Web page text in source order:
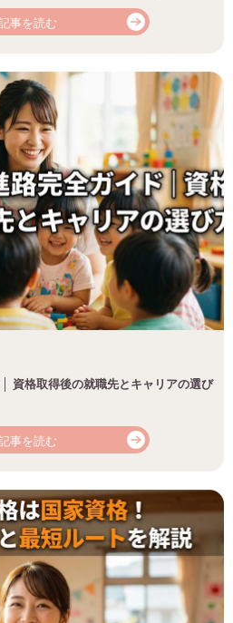
事を読む
資格取得後の就職先とキャリアの選び
事を読む